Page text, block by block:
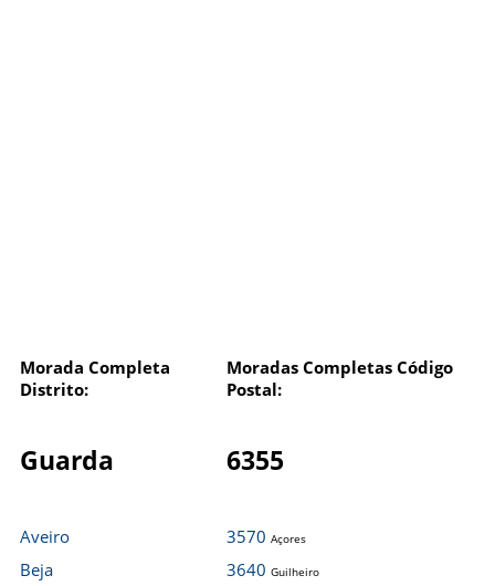
Morada Completa
Distrito:
Moradas Completas Código
Postal:
Guarda 6355
Aveiro
Beja
3570 Açores
3640 Guilheiro